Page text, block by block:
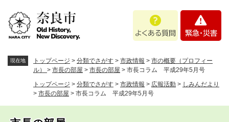
あ
問
・
現在地 トップページ > 分類でさがす > 市政情報 > 市の概要（プロフィー
ル） > 市長の部屋 > 市長の部屋 > 市長コラム 平成29年5月号
トップページ > 分類でさがす > 市政情報 > 広報活動 > しみんだより
> 市長の部屋 > 市長コラム 平成29年5月号